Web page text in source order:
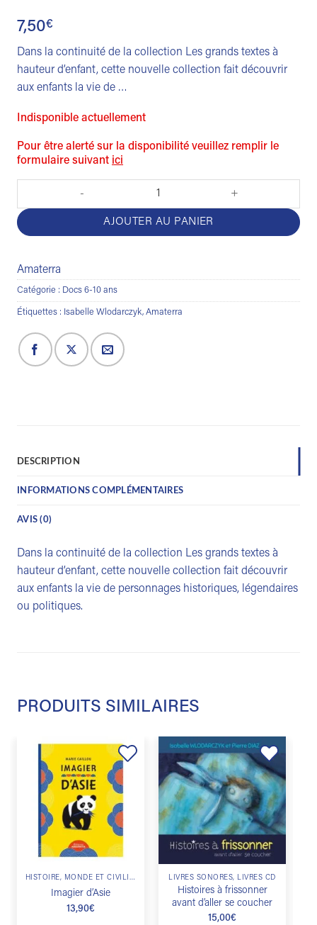
7,50€
Dans la continuité de la collection Les grands textes à
hauteur d’enfant, cette nouvelle collection fait découvrir
aux enfants la vie de …
Indisponible actuellement
Pour être alerté sur la disponibilité veuillez remplir le
formulaire suivant ici
quantité de Cléopâtre - reine d'egypte
AJOUTER AU PANIER
Amaterra
Catégorie : Docs 6-10 ans
Étiquettes : Isabelle Wlodarczyk, Amaterra
DESCRIPTION
INFORMATIONS COMPLÉMENTAIRES
AVIS (0)
Dans la continuité de la collection Les grands textes à
hauteur d’enfant, cette nouvelle collection fait découvrir
aux enfants la vie de personnages historiques, légendaires
ou politiques.
PRODUITS SIMILAIRES
Ajouter
liste de
souhaits
HISTOIRE, MONDE ET CIVILISATIONS
Imagier d’Asie
13,90€
Ajouter
à la
liste de
souhaits
LIVRES SONORES, LIVRES CD
Histoires à frissonner
avant d’aller se coucher
15,00€